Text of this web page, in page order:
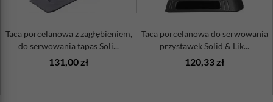
Taca porcelanowa z zagłębieniem,
do serwowania tapas Soli...
131,00 zł
Taca porcelanowa do serwowania
przystawek Solid & Lik...
120,33 zł